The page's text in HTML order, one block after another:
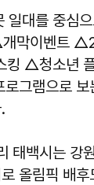
일대를 중심
막이벤트
킹 △청소년
그램으로
태백시는 강
올림픽 배